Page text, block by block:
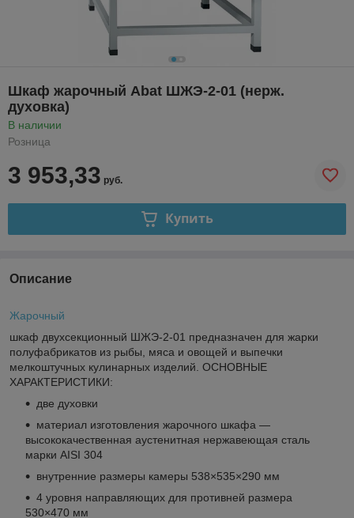
Шкаф жарочный Abat ШЖЭ-2-01 (нерж.
духовка)
В наличии
Розница
3 953,33 руб.
Купить
Описание
Жарочный
шкаф двухсекционный ШЖЭ-2-01 предназначен для жарки
полуфабрикатов из рыбы, мяса и овощей и выпечки
мелкоштучных кулинарных изделий. ОСНОВНЫЕ
ХАРАКТЕРИСТИКИ:
две духовки
материал изготовления жарочного шкафа —
высококачественная аустенитная нержавеющая сталь
марки AISI 304
внутренние размеры камеры 538×535×290 мм
4 уровня направляющих для противней размера
530×470 мм